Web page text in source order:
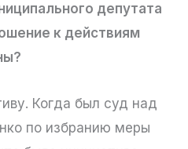
депутата
к действиям
Когда был суд над
по избранию меры